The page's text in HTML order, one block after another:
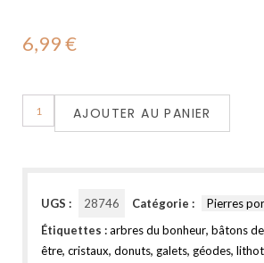
6,99€
AJOUTER AU PANIER
UGS : 28746 Catégorie :
Pierres
Étiquettes :arbres du bonheur, bâtons
être, cristaux, donuts, galets, géodes,